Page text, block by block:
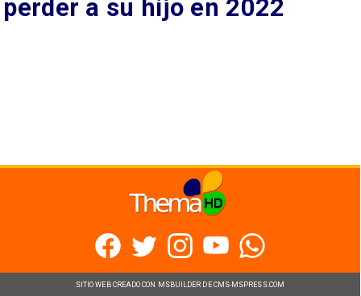
perder a su hijo en 2022
SITIO WEB CREADO CON MSBUILDER DE CMS-MSPRESS.COM